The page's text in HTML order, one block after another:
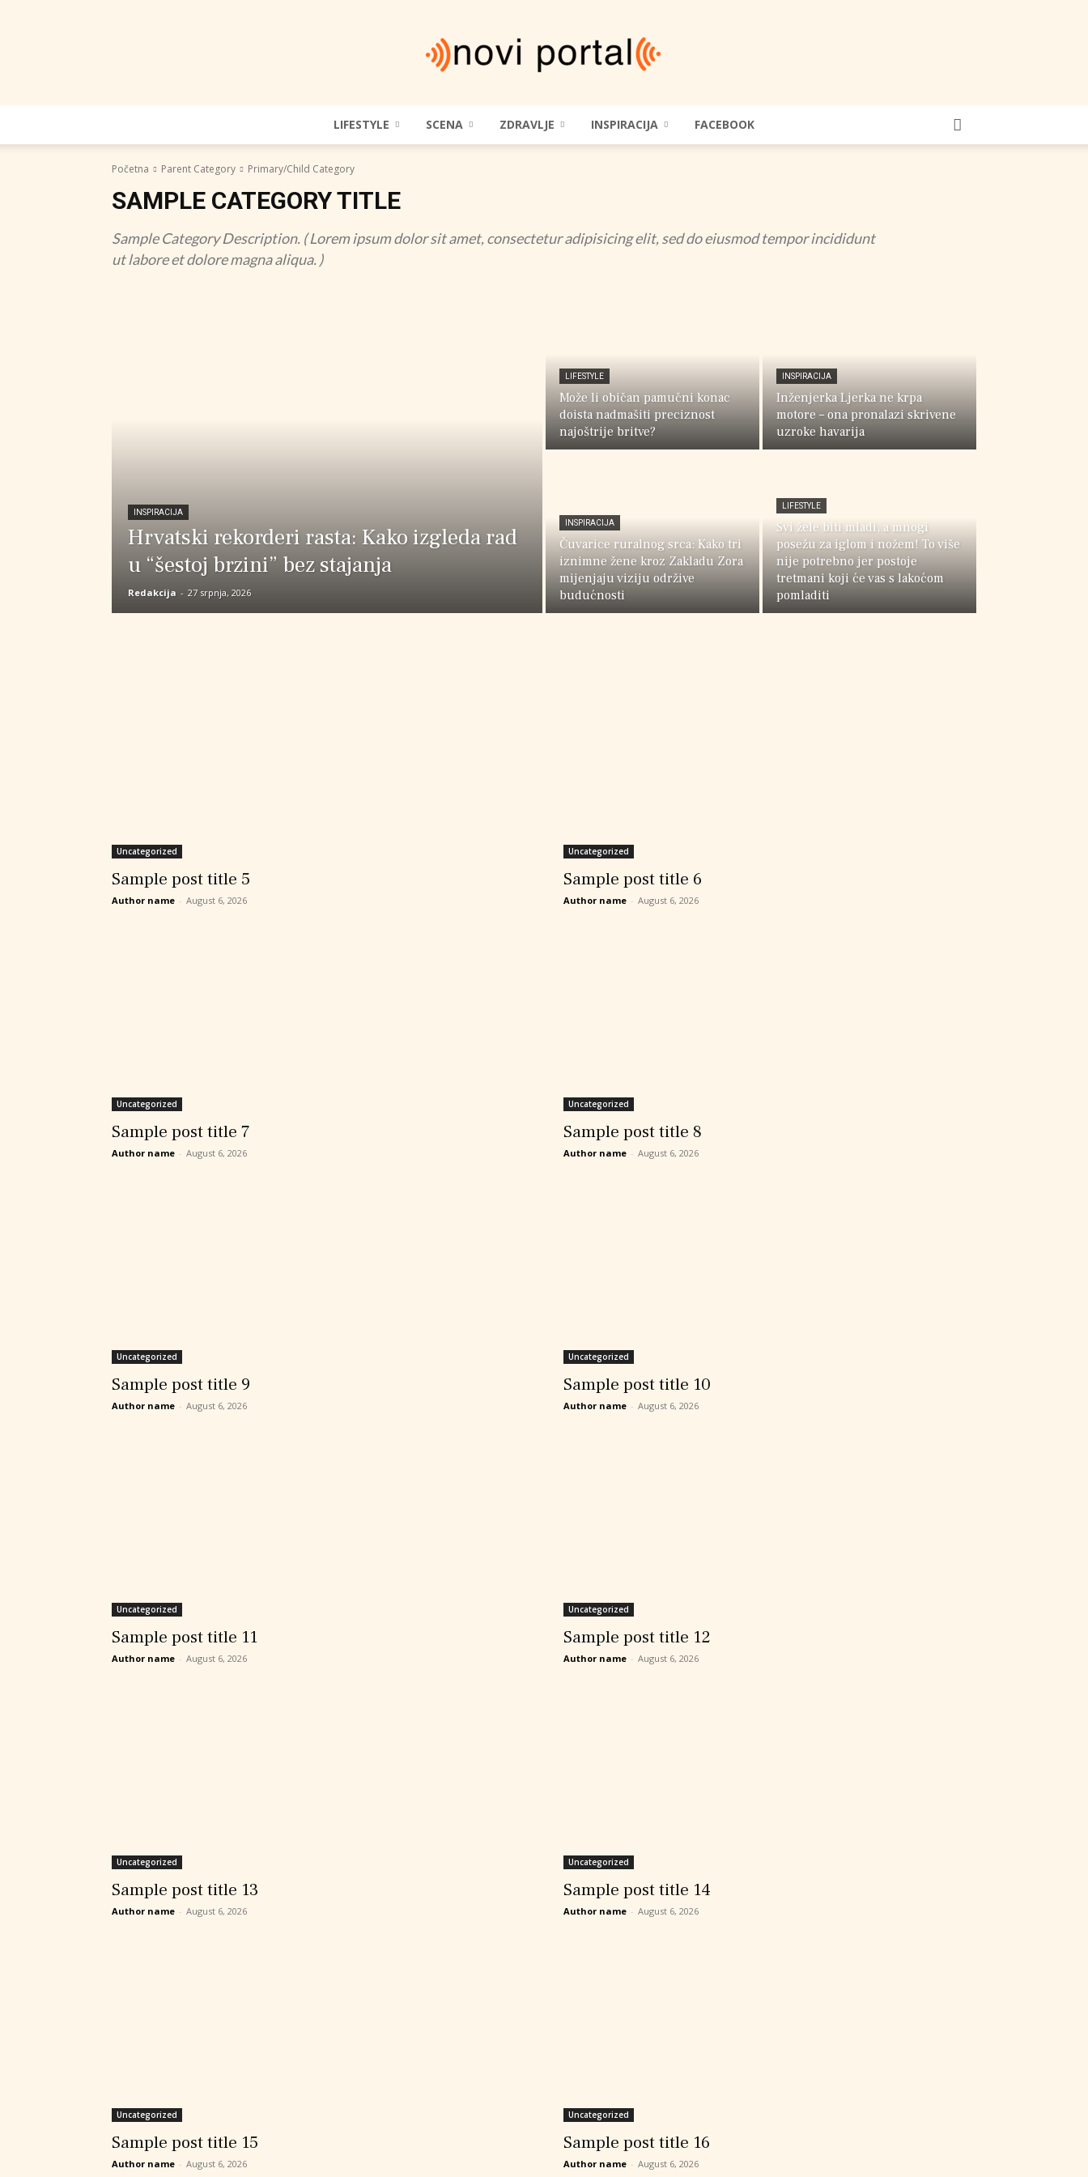
Novi
Portal
LIFESTYLE SCENA ZDRAVLJE INSPIRACIJA FACEBOOK
Početna Parent Category Primary/Child Category
SAMPLE CATEGORY TITLE
Sample Category Description. ( Lorem ipsum dolor sit amet, consectetur adipisicing elit, sed do eiusmod tempor incididunt
ut labore et dolore magna aliqua. )
INSPIRACIJA
Hrvatski rekorderi rasta: Kako izgleda rad
u “šestoj brzini” bez stajanja
Redakcija - 27 srpnja, 2026
LIFESTYLE
Može li običan pamučni konac
doista nadmašiti preciznost
najoštrije britve?
INSPIRACIJA
Inženjerka Ljerka ne krpa
motore – ona pronalazi skrivene
uzroke havarija
INSPIRACIJA
Čuvarice ruralnog srca: Kako tri
iznimne žene kroz Zakladu Zora
mijenjaju viziju održive
budućnosti
LIFESTYLE
Svi žele biti mladi, a mnogi
posežu za iglom i nožem! To više
nije potrebno jer postoje
tretmani koji će vas s lakoćom
pomladiti
Uncategorized
Sample post title 5
Author name - August 6, 2026
Uncategorized
Sample post title 6
Author name - August 6, 2026
Uncategorized
Sample post title 7
Author name - August 6, 2026
Uncategorized
Sample post title 8
Author name - August 6, 2026
Uncategorized
Sample post title 9
Author name - August 6, 2026
Uncategorized
Sample post title 10
Author name - August 6, 2026
Uncategorized
Sample post title 11
Author name - August 6, 2026
Uncategorized
Sample post title 12
Author name - August 6, 2026
Uncategorized
Sample post title 13
Author name - August 6, 2026
Uncategorized
Sample post title 14
Author name - August 6, 2026
Uncategorized
Sample post title 15
Author name - August 6, 2026
Uncategorized
Sample post title 16
Author name - August 6, 2026